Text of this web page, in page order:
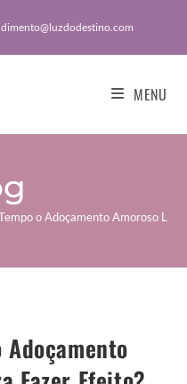
MENU
o Adoçamento Amoroso
Adoçamento